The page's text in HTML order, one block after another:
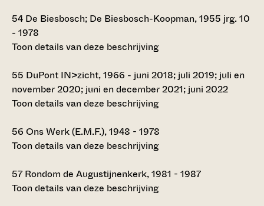
54 De Biesbosch; De Biesbosch-Koopman, 1955 jrg. 10
- 1978
Toon details van deze beschrijving
55 DuPont IN>zicht, 1966 - juni 2018; juli 2019; juli en
november 2020; juni en december 2021; juni 2022
Toon details van deze beschrijving
56 Ons Werk (E.M.F.), 1948 - 1978
Toon details van deze beschrijving
57 Rondom de Augustijnenkerk, 1981 - 1987
Toon details van deze beschrijving